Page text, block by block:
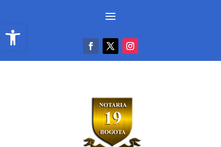
Abrir barra de herramientas